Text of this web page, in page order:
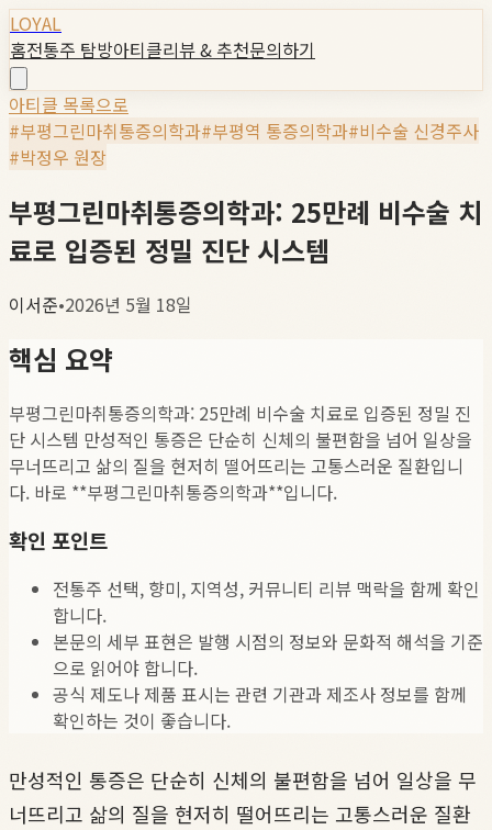
LOYAL
홈전통주 탐방아티클리뷰 & 추천문의하기
아티클 목록으로
#부평그린마취통증의학과#부평역 통증의학과#비수술 신경주사
#박정우 원장
부평그린마취통증의학과: 25만례 비수술 치
료로 입증된 정밀 진단 시스템
이서준•2026년 5월 18일
핵심 요약
부평그린마취통증의학과: 25만례 비수술 치료로 입증된 정밀 진
단 시스템 만성적인 통증은 단순히 신체의 불편함을 넘어 일상을
무너뜨리고 삶의 질을 현저히 떨어뜨리는 고통스러운 질환입니
다. 바로 **부평그린마취통증의학과**입니다.
확인 포인트
전통주 선택, 향미, 지역성, 커뮤니티 리뷰 맥락을 함께 확인
합니다.
본문의 세부 표현은 발행 시점의 정보와 문화적 해석을 기준
으로 읽어야 합니다.
공식 제도나 제품 표시는 관련 기관과 제조사 정보를 함께
확인하는 것이 좋습니다.
만성적인 통증은 단순히 신체의 불편함을 넘어 일상을 무
너뜨리고 삶의 질을 현저히 떨어뜨리는 고통스러운 질환